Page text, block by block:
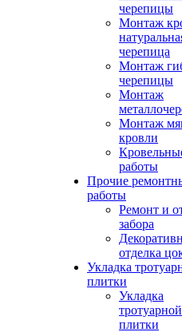
черепицы
Монтаж
черепица
Монтаж
черепицы
Монтаж
Монтаж
кровли
работы
Прочие
работы
Ремонт и
забора
отделка
Укладка
плитки
Укладка
тротуарной
плитки